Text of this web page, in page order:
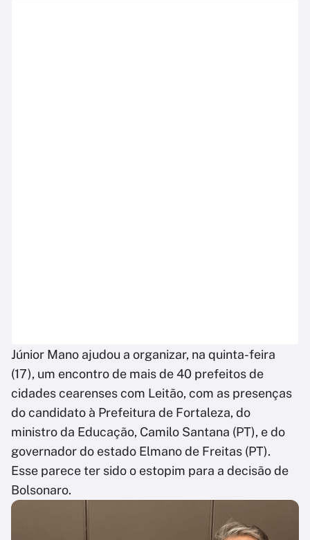
Júnior Mano ajudou a organizar, na quinta-feira
(17), um encontro de mais de 40 prefeitos de
cidades cearenses com Leitão, com as presenças
do candidato à Prefeitura de Fortaleza, do
ministro da Educação, Camilo Santana (PT), e do
governador do estado Elmano de Freitas (PT).
Esse parece ter sido o estopim para a decisão de
Bolsonaro.